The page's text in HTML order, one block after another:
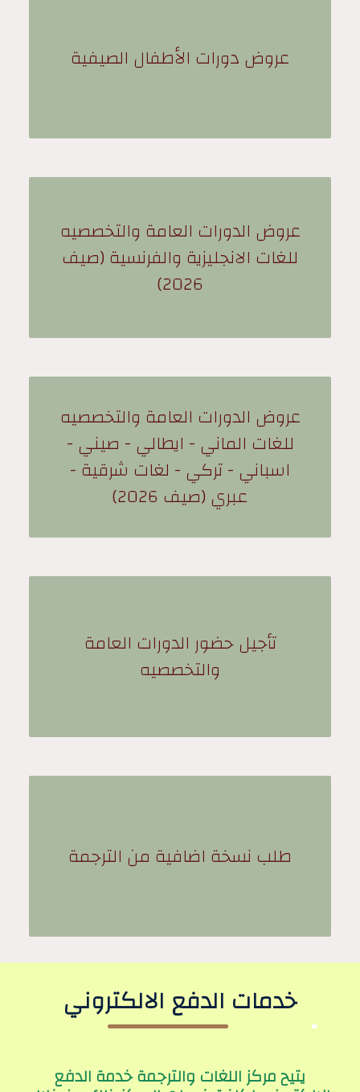
عروض دورات الأطفال الصيفية
عروض الدورات العامة والتخصصيه
للغات الانجليزية والفرنسية (صيف
2026)
عروض الدورات العامة والتخصصيه
للغات الماني - ايطالي - صيني -
اسباني - تركي - لغات شرقية -
عبري (صيف 2026)
تأجيل حضور الدورات العامة
والتخصصيه
طلب نسخة اضافية من الترجمة
خدمات الدفع الالكتروني
يتيح مركز اللغات والترجمة خدمة الدفع